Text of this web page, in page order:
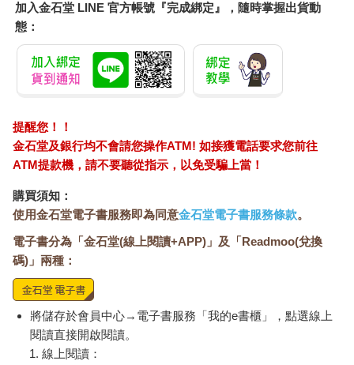
加入金石堂 LINE 官方帳號『完成綁定』，隨時掌握出貨動
態：
提醒您！！
金石堂及銀行均不會請您操作ATM! 如接獲電話要求您前往
ATM提款機，請不要聽從指示，以免受騙上當！
購買須知：
使用金石堂電子書服務即為同意金石堂電子書服務條款。
電子書分為「金石堂(線上閱讀+APP)」及「Readmoo(兌換
碼)」兩種：
將儲存於會員中心→電子書服務「我的e書櫃」，點選線上
閱讀直接開啟閱讀。
線上閱讀：